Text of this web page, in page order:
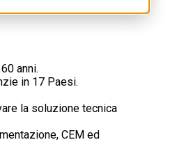
of Sales
of Purchase
Networks
anni.
in 17 Paesi.
la soluzione tecnica
CEM ed